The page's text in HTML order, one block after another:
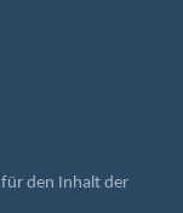
den Inhalt der